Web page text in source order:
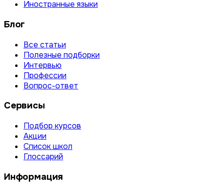
Иностранные языки
Блог
Все статьи
Полезные подборки
Интервью
Профессии
Вопрос-ответ
Сервисы
Подбор курсов
Акции
Список школ
Глоссарий
Информация